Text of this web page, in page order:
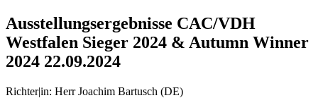
Ausstellungsergebnisse CAC/VDH
Westfalen Sieger 2024 & Autumn Winner
2024 22.09.2024
Richter|in: Herr Joachim Bartusch (DE)